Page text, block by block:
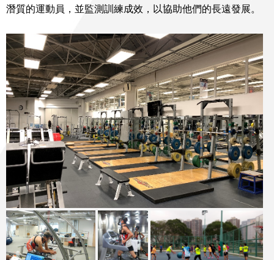
潛質的運動員，並監測訓練成效，以協助他們的長遠發展。